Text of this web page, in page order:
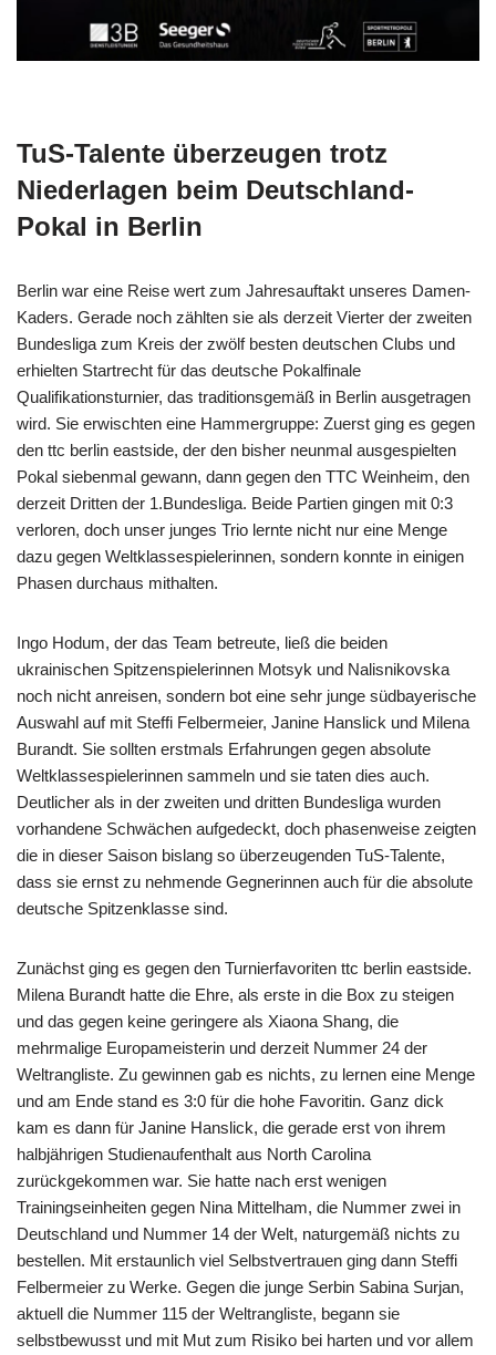
TuS-Talente überzeugen trotz
Niederlagen beim Deutschland-
Pokal in Berlin
Berlin war eine Reise wert zum Jahresauftakt unseres Damen-
Kaders. Gerade noch zählten sie als derzeit Vierter der zweiten
Bundesliga zum Kreis der zwölf besten deutschen Clubs und
erhielten Startrecht für das deutsche Pokalfinale
Qualifikationsturnier, das traditionsgemäß in Berlin ausgetragen
wird. Sie erwischten eine Hammergruppe: Zuerst ging es gegen
den ttc berlin eastside, der den bisher neunmal ausgespielten
Pokal siebenmal gewann, dann gegen den TTC Weinheim, den
derzeit Dritten der 1.Bundesliga. Beide Partien gingen mit 0:3
verloren, doch unser junges Trio lernte nicht nur eine Menge
dazu gegen Weltklassespielerinnen, sondern konnte in einigen
Phasen durchaus mithalten.
Ingo Hodum, der das Team betreute, ließ die beiden
ukrainischen Spitzenspielerinnen Motsyk und Nalisnikovska
noch nicht anreisen, sondern bot eine sehr junge südbayerische
Auswahl auf mit Steffi Felbermeier, Janine Hanslick und Milena
Burandt. Sie sollten erstmals Erfahrungen gegen absolute
Weltklassespielerinnen sammeln und sie taten dies auch.
Deutlicher als in der zweiten und dritten Bundesliga wurden
vorhandene Schwächen aufgedeckt, doch phasenweise zeigten
die in dieser Saison bislang so überzeugenden TuS-Talente,
dass sie ernst zu nehmende Gegnerinnen auch für die absolute
deutsche Spitzenklasse sind.
Zunächst ging es gegen den Turnierfavoriten ttc berlin eastside.
Milena Burandt hatte die Ehre, als erste in die Box zu steigen
und das gegen keine geringere als Xiaona Shang, die
mehrmalige Europameisterin und derzeit Nummer 24 der
Weltrangliste. Zu gewinnen gab es nichts, zu lernen eine Menge
und am Ende stand es 3:0 für die hohe Favoritin. Ganz dick
kam es dann für Janine Hanslick, die gerade erst von ihrem
halbjährigen Studienaufenthalt aus North Carolina
zurückgekommen war. Sie hatte nach erst wenigen
Trainingseinheiten gegen Nina Mittelham, die Nummer zwei in
Deutschland und Nummer 14 der Welt, naturgemäß nichts zu
bestellen. Mit erstaunlich viel Selbstvertrauen ging dann Steffi
Felbermeier zu Werke. Gegen die junge Serbin Sabina Surjan,
aktuell die Nummer 115 der Weltrangliste, begann sie
selbstbewusst und mit Mut zum Risiko bei harten und vor allem